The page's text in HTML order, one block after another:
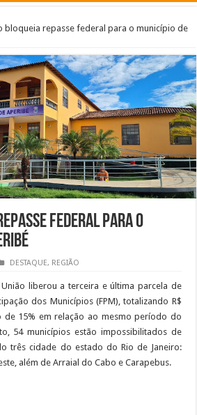
bloqueia repasse federal para o município de
federal para o
DESTAQUE, REGIÃO
liberou a terceira e última parcela de
dos Municípios (FPM), totalizando R$
de 15% em relação ao mesmo período do
54 municípios estão impossibilitados de
três cidade do estado do Rio de Janeiro:
além de Arraial do Cabo e Carapebus.